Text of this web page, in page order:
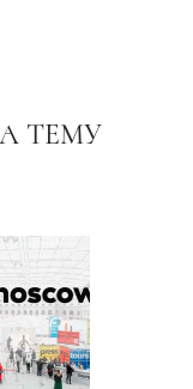
ТЕМУ